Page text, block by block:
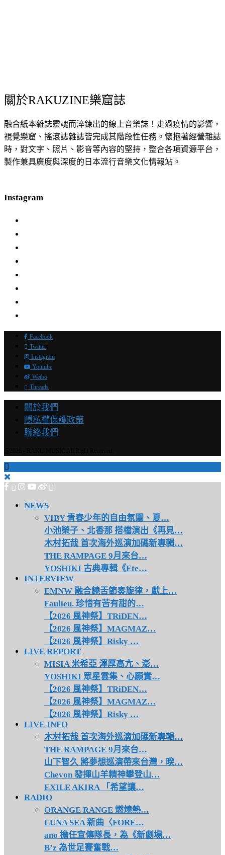
關於RAKUZINE樂窟誌
融合紙本雜誌靈魂而淬鍊出的線上音樂誌！走過疫情的影響，
視覺樂窟、搖滾誌雜誌皆完成其階段性任務。懷抱著經營雜誌
時，對文字、照片、影音等內容的堅持，整合各項資源平台，
製作兼具廣度與深度的日本流行音樂文化情報站。
Instagram
Facebook
Twitter
Instagram
Youtube
Weibo
Threads
關於我們
隱私權保護政策
聯絡我們
NEWS
VIBY 青春少年的自由氛圍、夏…
小池榮子、北香那 搭檔演出《再見…
木村拓哉 首次海外巡演加碼新專輯…
THE RAMPAGE 9月來台…
YOSHIKI 古典專輯《Ete…
INTERVIEW
EMNW 融合饒舌節奏旋律，獻上…
Faulieu. 珍惜有苦有甜的…
【2026 風神祭】TRiDEN…
【2026 風神祭】MAGMAZ…
【2026 風神祭】Risky …
LIVE REPORT
MISIA 米希亞 渾厚高亢、澎…
YOSHIKI 眾星雲集、心願實…
【2026 風神祭】TRiDEN…
【2026 風神祭】MAGMAZ…
【2026 風神祭】Risky …
LIVE INFO
木村拓哉 首次海外巡演加碼新專輯…
THE RAMPAGE 9月來台…
山下智久 將夢想巡演帶來台灣，暌…
Chevon 發揮山羊精神攀登山…
EXILE AKIRA 「希望讓…
RADIO
ORANGE RANGE 燃燒熱…
LUNA SEA 新曲〈FORE…
ano 擔任宣傳隊長，為《新劇場…
B’z 為世足賽奮戰…